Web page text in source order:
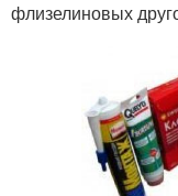
флизелиновых